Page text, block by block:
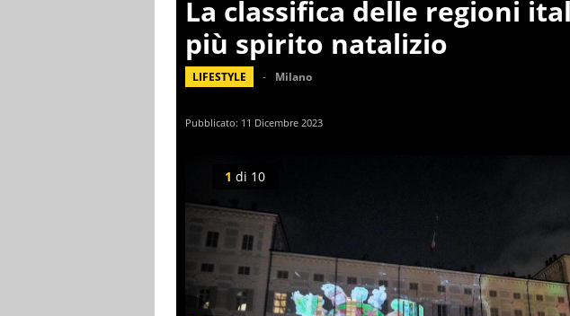
La classifica delle regioni
più spirito natalizio
LIFESTYLE Milano
Pubblicato: 11 Dicembre 2023
1 di 10